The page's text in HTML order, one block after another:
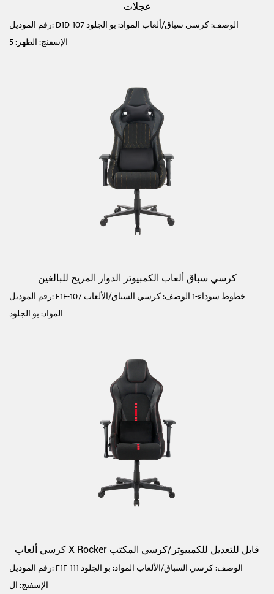
عجلات
رقم الموديل: D1D-107 الوصف: كرسي سباق/ألعاب المواد: بو الجلود
الإسفنج: الظهر: 5
كرسي سباق ألعاب الكمبيوتر الدوار المريح للبالغين
رقم الموديل: F1F-107 خطوط سوداء-1 الوصف: كرسي السباق/الألعاب
المواد: بو الجلود
كرسي ألعاب X Rocker قابل للتعديل للكمبيوتر/كرسي المكتب
رقم الموديل: F1F-111 الوصف: كرسي السباق/الألعاب المواد: بو الجلود
الإسفنج: ال